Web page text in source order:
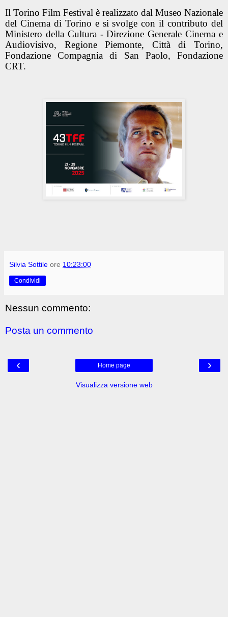
Il Torino Film Festival è realizzato dal Museo Nazionale
del Cinema di Torino e si svolge con il contributo del
Ministero della Cultura - Direzione Generale Cinema e
Audiovisivo, Regione Piemonte, Città di Torino,
Fondazione Compagnia di San Paolo, Fondazione
CRT.
Silvia Sottile ore 10:23:00
Condividi
Nessun commento:
Posta un commento
‹ ›
Home page
Visualizza versione web